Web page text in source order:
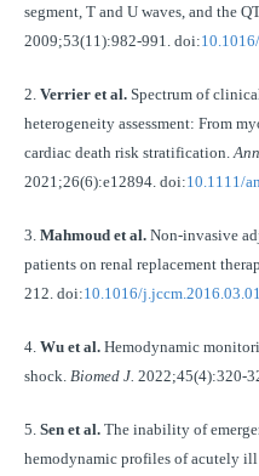
segment, T and U waves, and the
2009;53(11):982-991. doi:
2. Verrier et al. Spectrum of
heterogeneity assessment: From
cardiac death risk stratification.
2021;26(6):e12894. doi:10.1111/
3. Mahmoud et al. Non-invasive
patients on renal replacement
212. doi:10.1016/
4. Wu et al. Hemodynamic
shock. Biomed J. 2022;45(4):320-
5. Sen et al. The inability of
hemodynamic profiles of acutely